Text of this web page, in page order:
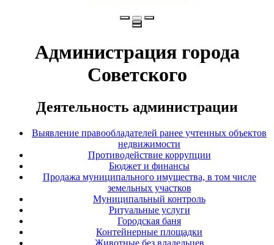
Администрация города
Советского
Деятельность администрации
Выявление правообладателей ранее учтенных объектов
недвижимости
Противодействие коррупции
Бюджет и финансы
Продажа муниципального имущества, в том числе
земельных участков
Муниципальный контроль
Ритуальные услуги
Городская баня
Контейнерные площадки
Животные без владельцев